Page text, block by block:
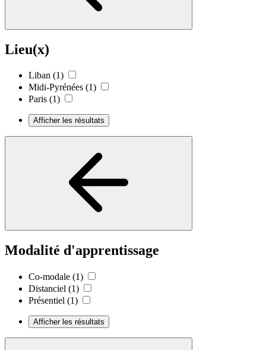
Lieu(x)
Liban (1)
Midi-Pyrénées (1)
Paris (1)
Afficher les résultats
Modalité d'apprentissage
Co-modale (1)
Distanciel (1)
Présentiel (1)
Afficher les résultats